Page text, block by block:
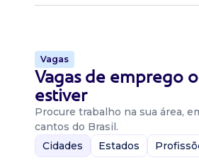
Vagas
Vagas de emprego
estiver
Procure trabalho na sua área,
cantos do Brasil.
Cidades
Estados